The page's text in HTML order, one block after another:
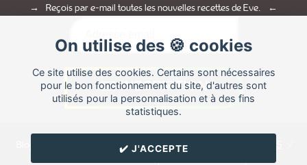
On utilise des 🍪 cookies
Ce site utilise des cookies. Certains sont nécessaires
pour le bon fonctionnement du site, d'autres sont
utilisés pour la personnalisation et à des fins
statistiques.
✔️ J'ACCEPTE
Reçois par e-mail toutes les nouvelles recettes de Eve.
Blog de recettes de cuisine de Eve créé sur